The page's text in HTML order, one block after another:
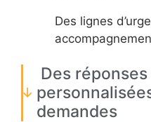
Des lignes
Des
demandes